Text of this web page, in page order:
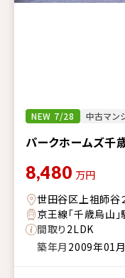
NEW 7/28 中古マン
パークホームズ千
8,480 万円
世田谷区上祖師谷
京王線「千歳烏山
間取り2LDK
築年月 2009年01月